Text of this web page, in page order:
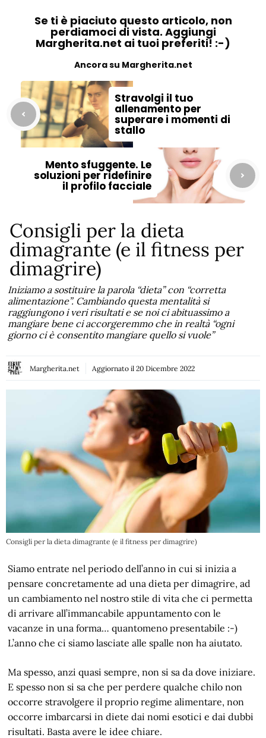
Se ti è piaciuto questo articolo, non
perdiamoci di vista. Aggiungi
Margherita.net ai tuoi preferiti! :-)
Ancora su Margherita.net
Stravolgi il tuo
allenamento per
superare i momenti di
stallo
Mento sfuggente. Le
soluzioni per ridefinire
il profilo facciale
Consigli per la dieta
dimagrante (e il fitness per
dimagrire)
Iniziamo a sostituire la parola “dieta” con “corretta
alimentazione”. Cambiando questa mentalità si
raggiungono i veri risultati e se noi ci abituassimo a
mangiare bene ci accorgeremmo che in realtà “ogni
giorno ci è consentito mangiare quello si vuole”
Margherita.net Aggiornato il 20 Dicembre 2022
Consigli per la dieta dimagrante (e il fitness per dimagrire)
Siamo entrate nel periodo dell’anno in cui si inizia a
pensare concretamente ad una dieta per dimagrire, ad
un cambiamento nel nostro stile di vita che ci permetta
di arrivare all’immancabile appuntamento con le
vacanze in una forma… quantomeno presentabile :-)
L’anno che ci siamo lasciate alle spalle non ha aiutato.
Ma spesso, anzi quasi sempre, non si sa da dove iniziare.
E spesso non si sa che per perdere qualche chilo non
occorre stravolgere il proprio regime alimentare, non
occorre imbarcarsi in diete dai nomi esotici e dai dubbi
risultati. Basta avere le idee chiare.